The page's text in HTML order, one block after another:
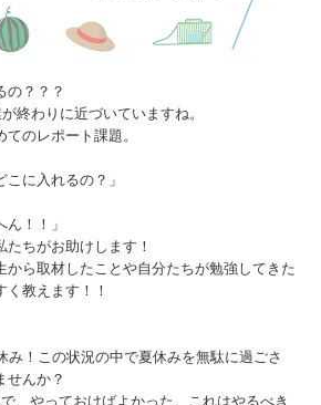
の？？？
終わりに近づいていますね。
のレポート課題。
こに入れるの？」
ん！！」
たちがお助けします！
から取材したことや自分たちが勉強してきた
く教えます！！
み！この状況の中で夏休みを無駄に過ごさ
せんか？
、やっておけばよかった、これはやるべき